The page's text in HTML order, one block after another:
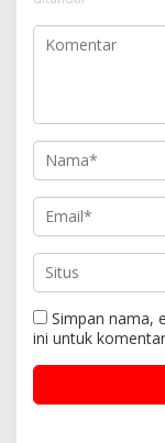
Simpan nama,
ini untuk